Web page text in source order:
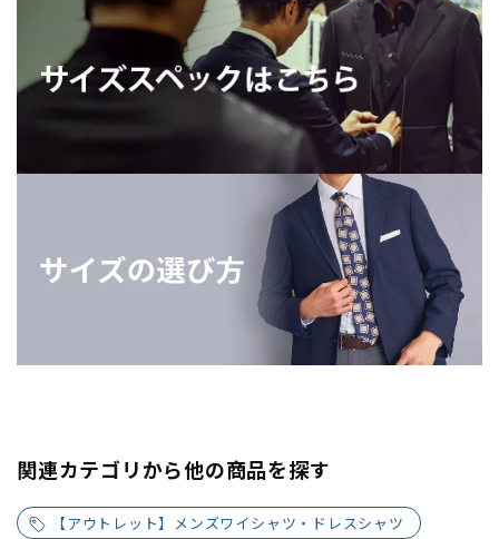
関連カテゴリから他の商品を探す
【アウトレット】メンズワイシャツ・ドレスシャツ